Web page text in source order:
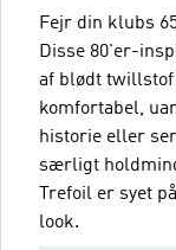
Fejr din klubs
Disse 80'er-
af blødt twillstof
komfortabel,
historie eller
særligt
Trefoil er syet
look.